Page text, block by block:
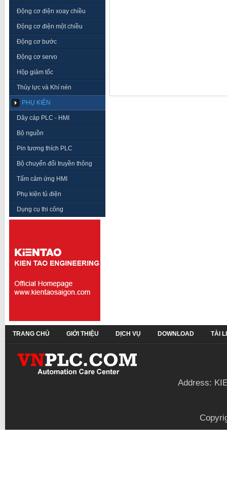
Động cơ điện xoay chiều
Động cơ điện một chiều
Động cơ bước
Động cơ servo
Hộp giảm tốc
Thủy lực và Khí nén
PHỤ KIỆN
Dây cáp PLC - HMI
Bộ nguồn
Pin tương thích PLC
Bộ chuyển đổi truyền thông
Tấm cảm ứng HMI
Phụ kiện tủ điện
Dụng cụ thi công
TRANG CHỦ GIỚI THIỆU DỊCH VỤ DOWNLOAD TÀI
Address: